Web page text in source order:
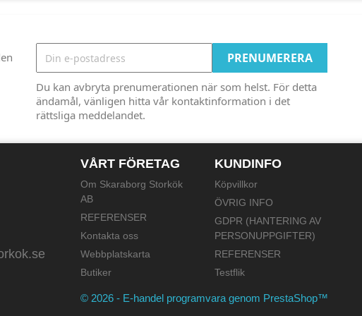
Du kan avbryta prenumerationen när som helst. För detta
ändamål, vänligen hitta vår kontaktinformation i det
rättsliga meddelandet.
VÅRT FÖRETAG
Om Skaraborg Storkök
AB
REFERENSER
Kontakta oss
Webbplatskarta
Butiker
KUNDINFO
Köpvillkor
ÖVRIG INFO
GDPR (HANTERING AV
PERSONUPPGIFTER)
REFERENSER
Testflik
© 2026 - E-handel programvara genom PrestaShop™